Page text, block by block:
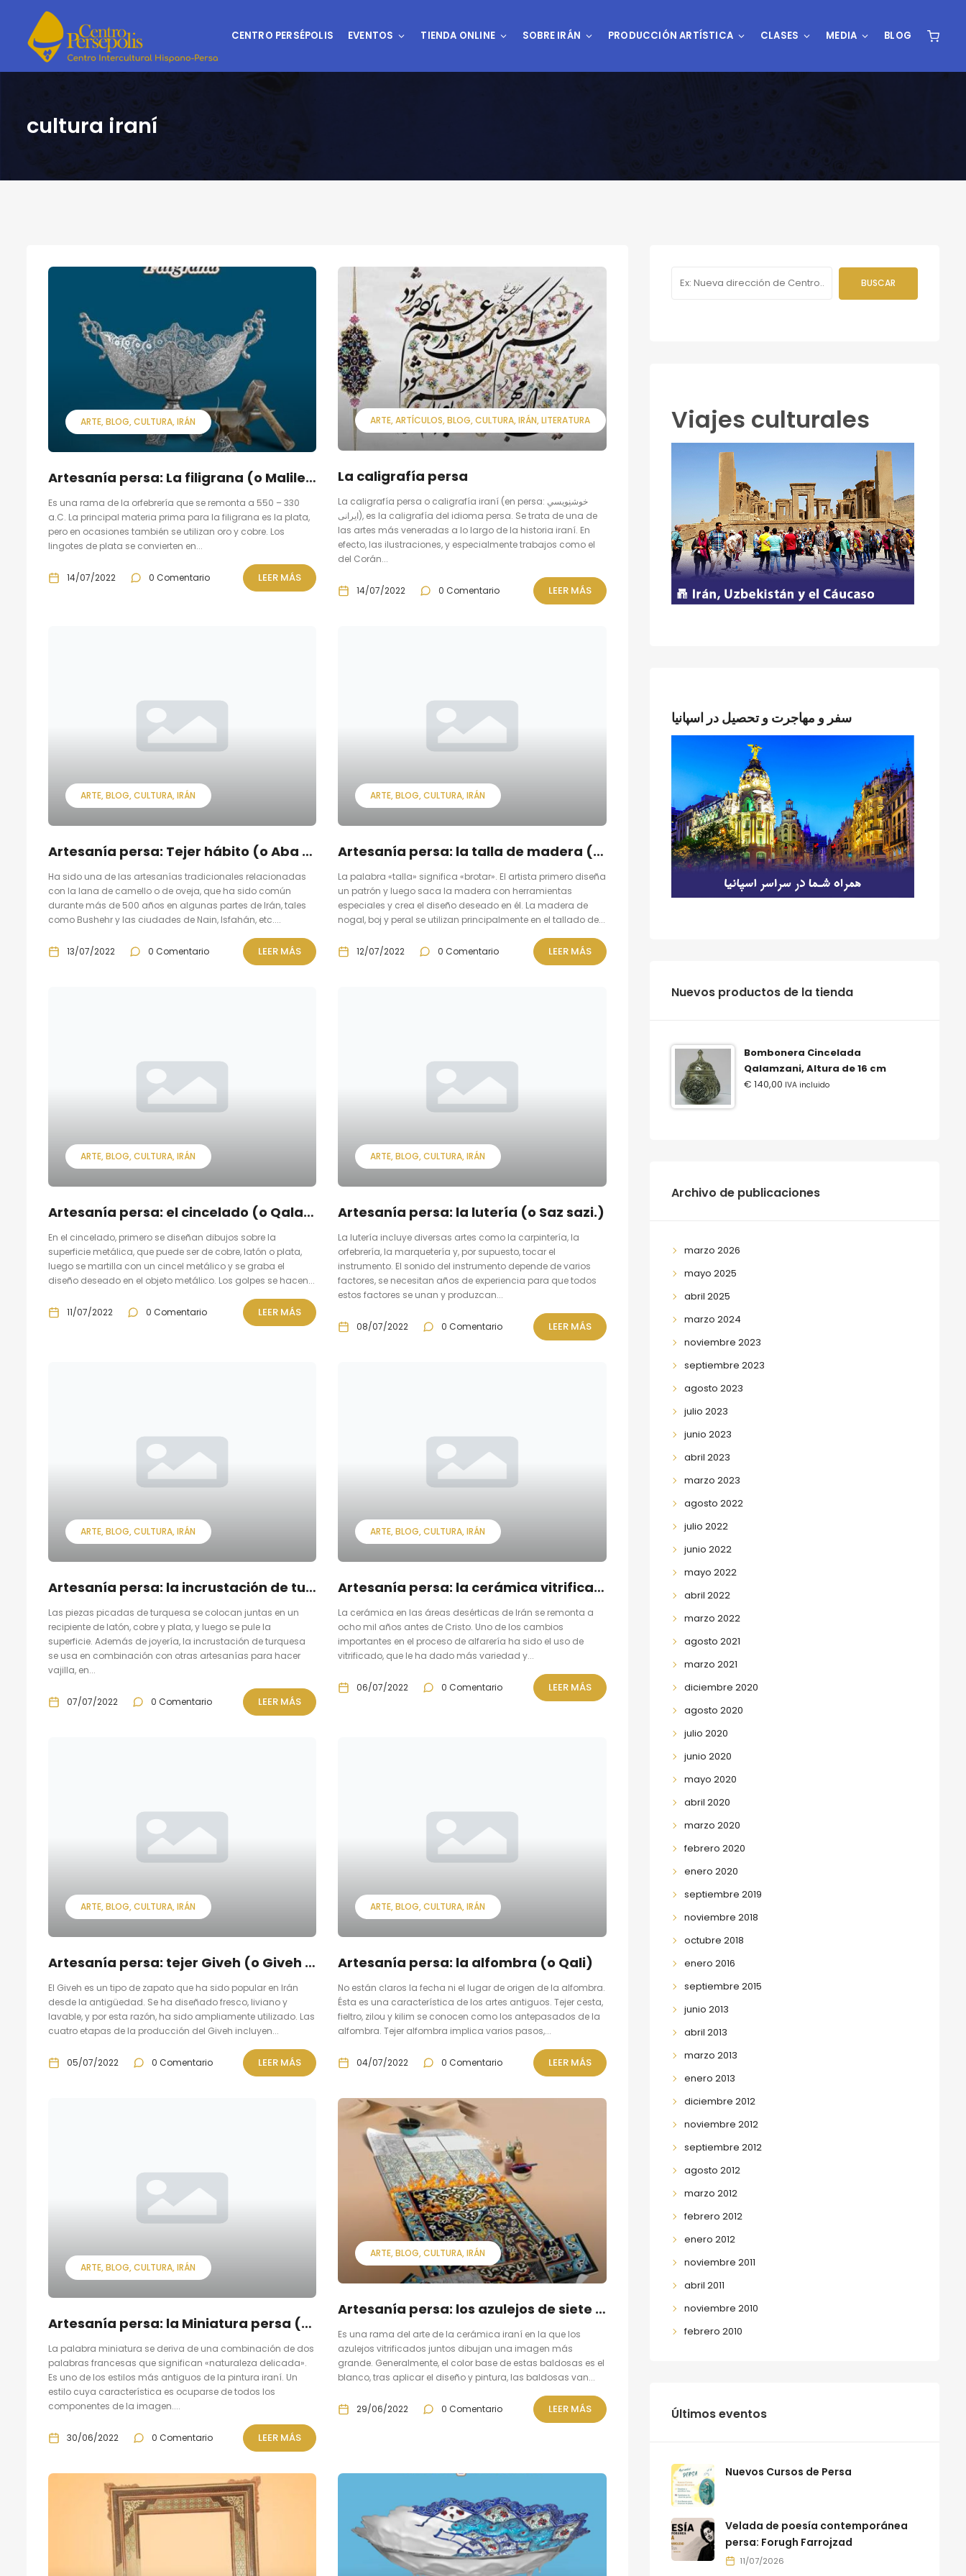
CENTRO PERSÉPOLIS EVENTOS TIENDA ONLINE SOBRE IRÁN PRODUCCIÓN ARTÍSTICA CLASES MEDIA BLOG
cultura iraní
ARTE BLOG CULTURA IRÁN
Artesanía persa: La filigrana (o Malileh kari.)
Es una rama de la orfebrería que se remonta a 550 – 330
a.C. La principal materia prima para la filigrana es la plata,
pero en ocasiones también se utilizan oro y cobre. Los
lingotes de plata se convierten en...
14/07/2022 0 Comentario LEER MÁS
ARTE ARTÍCULOS BLOG CULTURA IRÁN LITERATURA
La caligrafía persa
La caligrafía persa o caligrafía iraní (en persa: خوشنِویسیِ
ایرانی), es la caligrafía del idioma persa. Se trata de una de
las artes más veneradas a lo largo de la historia iraní. En
efecto, las ilustraciones, y especialmente trabajos como el
del Corán...
14/07/2022 0 Comentario LEER MÁS
ARTE BLOG CULTURA IRÁN
Artesanía persa: Tejer hábito (o Aba bafi.)
Ha sido una de las artesanías tradicionales relacionadas
con la lana de camello o de oveja, que ha sido común
durante más de 500 años en algunas partes de Irán, tales
como Bushehr y las ciudades de Nain, Isfahán, etc....
13/07/2022 0 Comentario LEER MÁS
ARTE BLOG CULTURA IRÁN
Artesanía persa: la talla de madera (o Monabat kari.)
La palabra «talla» significa «brotar». El artista primero diseña
un patrón y luego saca la madera con herramientas
especiales y crea el diseño deseado en él. La madera de
nogal, boj y peral se utilizan principalmente en el tallado de...
12/07/2022 0 Comentario LEER MÁS
ARTE BLOG CULTURA IRÁN
Artesanía persa: el cincelado (o Qalamzani.)
En el cincelado, primero se diseñan dibujos sobre la
superficie metálica, que puede ser de cobre, latón o plata,
luego se martilla con un cincel metálico y se graba el
diseño deseado en el objeto metálico. Los golpes se hacen...
11/07/2022 0 Comentario LEER MÁS
ARTE BLOG CULTURA IRÁN
Artesanía persa: la lutería (o Saz sazi.)
La lutería incluye diversas artes como la carpintería, la
orfebrería, la marquetería y, por supuesto, tocar el
instrumento. El sonido del instrumento depende de varios
factores, se necesitan años de experiencia para que todos
estos factores se unan y produzcan...
08/07/2022 0 Comentario LEER MÁS
ARTE BLOG CULTURA IRÁN
Artesanía persa: la incrustación de turquesa (o Firuzeh kubi.)
Las piezas picadas de turquesa se colocan juntas en un
recipiente de latón, cobre y plata, y luego se pule la
superficie. Además de joyería, la incrustación de turquesa
se usa en combinación con otras artesanías para hacer
vajilla, en...
07/07/2022 0 Comentario LEER MÁS
ARTE BLOG CULTURA IRÁN
Artesanía persa: la cerámica vitrificada (o Sofal-e la’abdar).
La cerámica en las áreas desérticas de Irán se remonta a
ocho mil años antes de Cristo. Uno de los cambios
importantes en el proceso de alfarería ha sido el uso de
vitrificado, que le ha dado más variedad y...
06/07/2022 0 Comentario LEER MÁS
ARTE BLOG CULTURA IRÁN
Artesanía persa: tejer Giveh (o Giveh duzi)
El Giveh es un tipo de zapato que ha sido popular en Irán
desde la antigüedad. Se ha diseñado fresco, liviano y
lavable, y por esta razón, ha sido ampliamente utilizado. Las
cuatro etapas de la producción del Giveh incluyen...
05/07/2022 0 Comentario LEER MÁS
ARTE BLOG CULTURA IRÁN
Artesanía persa: la alfombra (o Qali)
No están claros la fecha ni el lugar de origen de la alfombra.
Ésta es una característica de los artes antiguos. Tejer cesta,
fieltro, zilou y kilim se conocen como los antepasados de la
alfombra. Tejer alfombra implica varios pasos,...
04/07/2022 0 Comentario LEER MÁS
ARTE BLOG CULTURA IRÁN
Artesanía persa: la Miniatura persa (o Miniator)
La palabra miniatura se deriva de una combinación de dos
palabras francesas que significan «naturaleza delicada».
Es uno de los estilos más antiguos de la pintura iraní. Un
estilo cuya característica es ocuparse de todos los
componentes de la imagen....
30/06/2022 0 Comentario LEER MÁS
ARTE BLOG CULTURA IRÁN
Artesanía persa: los azulejos de siete colores (o Kashi haft rang)
Es una rama del arte de la cerámica iraní en la que los
azulejos vitrificados juntos dibujan una imagen más
grande. Generalmente, el color base de estas baldosas es el
blanco, tras aplicar el diseño y pintura, las baldosas van...
29/06/2022 0 Comentario LEER MÁS
Viajes culturales
سفر و مهاجرت و تحصیل در اسپانیا
‫‪Nuevos‬‬ ‫‪productos‬‬ ‫‪de‬‬ ‫‪la‬‬ ‫‪tienda‬‬
Bombonera Cincelada
Qalamzani, Altura de 16 cm
€ 140,00 IVA incluido
Archivo de publicaciones
marzo 2026
mayo 2025
abril 2025
marzo 2024
noviembre 2023
septiembre 2023
agosto 2023
julio 2023
junio 2023
abril 2023
marzo 2023
agosto 2022
julio 2022
junio 2022
mayo 2022
abril 2022
marzo 2022
agosto 2021
marzo 2021
diciembre 2020
agosto 2020
julio 2020
junio 2020
mayo 2020
abril 2020
marzo 2020
febrero 2020
enero 2020
septiembre 2019
noviembre 2018
octubre 2018
enero 2016
septiembre 2015
junio 2013
abril 2013
marzo 2013
enero 2013
diciembre 2012
noviembre 2012
septiembre 2012
agosto 2012
marzo 2012
febrero 2012
enero 2012
noviembre 2011
abril 2011
noviembre 2010
febrero 2010
Últimos eventos
Nuevos Cursos de Persa
Velada de poesía contemporánea
persa: Forugh Farrojzad
11/07/2026